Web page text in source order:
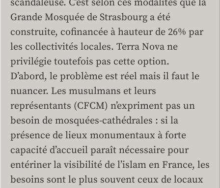
scandaleuse. C’est selon ces modalités que la
Grande Mosquée de Strasbourg a été
construite, cofinancée à hauteur de 26% par
les collectivités locales. Terra Nova ne
privilégie toutefois pas cette option.
D’abord, le problème est réel mais il faut le
nuancer. Les musulmans et leurs
représentants (CFCM) n’expriment pas un
besoin de mosquées-cathédrales : si la
présence de lieux monumentaux à forte
capacité d’accueil paraît nécessaire pour
entériner la visibilité de l’islam en France, les
besoins sont le plus souvent ceux de locaux